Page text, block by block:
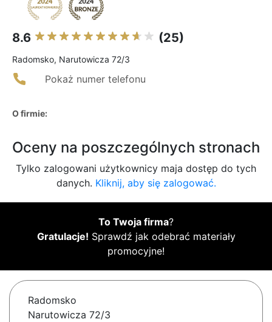
8.6 (25)
Radomsko, Narutowicza 72/3
Pokaż numer telefonu
O firmie:
Oceny na poszczególnych stronach
Tylko zalogowani użytkownicy maja dostęp do tych
danych. Kliknij, aby się zalogować.
To Twoja firma?
Gratulacje! Sprawdź jak odebrać materiały
promocyjne!
Radomsko
Narutowicza 72/3